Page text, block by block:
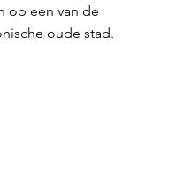
op een van de
oude stad.